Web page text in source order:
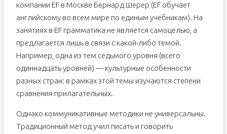
компании EF в Москве Бернард Шерер (EF обучает
английскому во всем мире по единым учебникам). На
занятиях в EF грамматика не является самоцелью, а
предлагается лишь в связи с какой-либо темой.
Например, одна из тем седьмого уровня (всего
одиннадцать уровней) — культурные особенности
разных стран; в рамках этой темы изучаются степени
сравнения прилагательных.
Однако коммуникативные методики не универсальны.
Традиционный метод учил писать и говорить